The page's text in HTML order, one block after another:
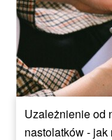
Uzależnienie od
nastolatków -